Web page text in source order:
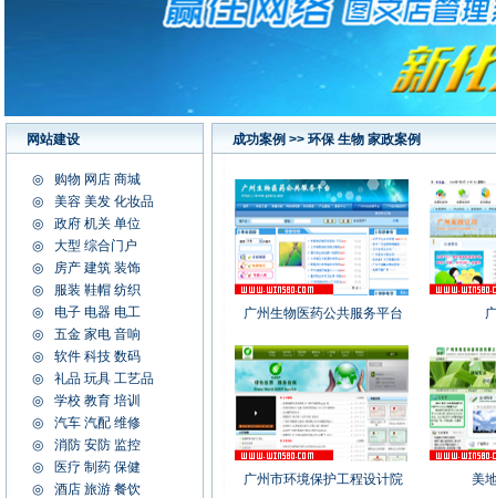
网站建设
◎
购物 网店 商城
◎
美容 美发 化妆品
◎
政府 机关 单位
◎
大型 综合门户
◎
房产 建筑 装饰
◎
服装 鞋帽 纺织
◎
电子 电器 电工
◎
五金 家电 音响
◎
软件 科技 数码
◎
礼品 玩具 工艺品
◎
学校 教育 培训
◎
汽车 汽配 维修
◎
消防 安防 监控
◎
医疗 制药 保健
◎
酒店 旅游 餐饮
成功案例 >> 环保 生物 家政案例
广州生物医药公共服务平台
广州市环境保护工程设计院 美